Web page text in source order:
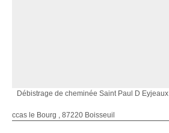
Débistrage de cheminée Saint Paul D Eyjeaux
ccas le Bourg , 87220 Boisseuil